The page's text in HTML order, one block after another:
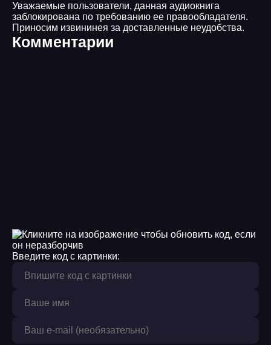
Уважаемые пользователи, данная аудиокнига
заблокирована по требованию ее правообладателя.
Приносим извининея за доставленные неудобства.
Комментарии
Введите код с картинки: